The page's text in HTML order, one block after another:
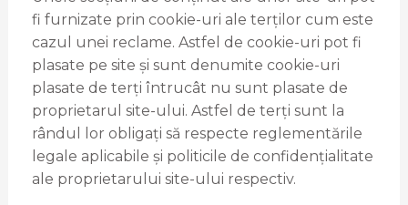
fi furnizate prin cookie-uri ale terților cum este
cazul unei reclame. Astfel de cookie-uri pot fi
plasate pe site și sunt denumite cookie-uri
plasate de terți întrucât nu sunt plasate de
proprietarul site-ului. Astfel de terți sunt la
rândul lor obligați să respecte reglementările
legale aplicabile și politicile de confidențialitate
ale proprietarului site-ului respectiv.